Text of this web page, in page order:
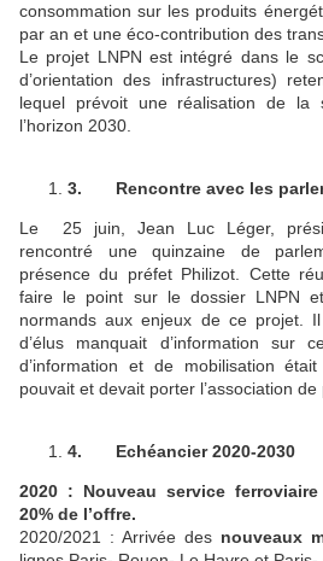
consommation sur les produits
par an et une éco-contribution des
Le projet LNPN est intégré dans le
d’orientation des infrastructures)
lequel prévoit une réalisation de la
l’horizon 2030.
3. Rencontre avec les
Le 25 juin, Jean Luc Léger,
rencontré une quinzaine de
présence du préfet Philizot. Cette
faire le point sur le dossier LNPN
normands aux enjeux de ce projet.
d’élus manquait d’information sur
d’information et de mobilisation
pouvait et devait porter l’association de
4. Echéancier 2020-2030
2020 : Nouveau service
20% de l’offre.
2020/2021 : Arrivée des nouveaux